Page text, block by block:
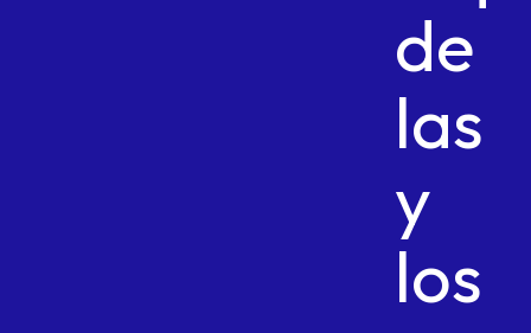
de
las
y
los